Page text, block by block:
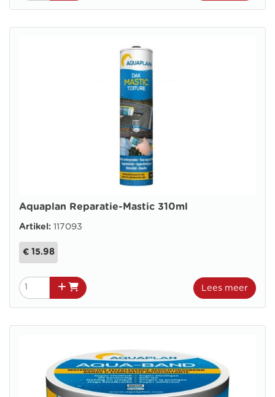
Aquaplan Reparatie-Mastic 310ml
Artikel: 117093
€ 15.98
Lees meer